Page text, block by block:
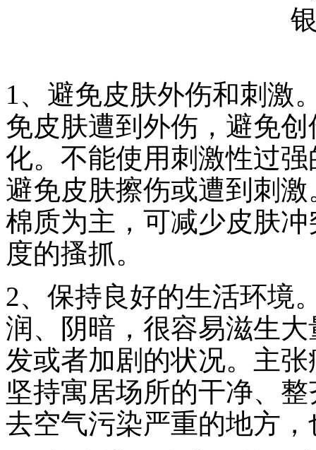
1、避免皮肤外伤和刺激
免皮肤遭到外伤，避免
化。不能使用刺激性过
避免皮肤擦伤或遭到刺
棉质为主，可减少皮肤
度的搔抓。
2、保持良好的生活环境
润、阴暗，很容易滋生
发或者加剧的状况。主
坚持寓居场所的干净、
去空气污染严重的地方